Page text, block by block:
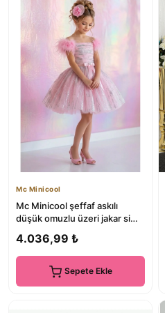
Mc Minicool
Mc Minicool şeffaf askılı
düşük omuzlu üzeri jakar sim
4.036,99 ₺
Sepete Ekle